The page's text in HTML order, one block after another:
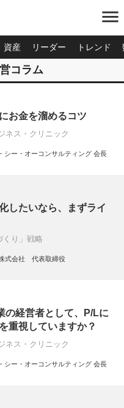
menu
資産 リーダー トレンド
コラム
お金を溜めるコツ
ネス・クリニック
シー・オーコンサルティング 会長
したいなら、まずライ
くり」戦略
式会社 代表取締役
経営者として、P/Lに
重視していますか？
ネス・クリニック
シー・オーコンサルティング 会長